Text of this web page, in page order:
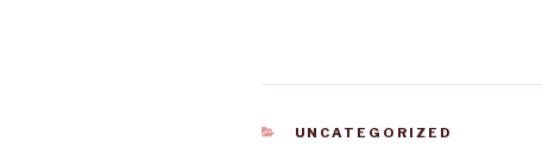
KATEGORIEN
UNCATEGORIZED